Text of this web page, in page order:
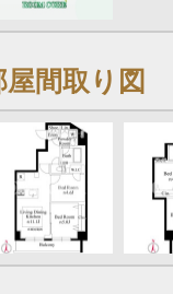
屋間取り図